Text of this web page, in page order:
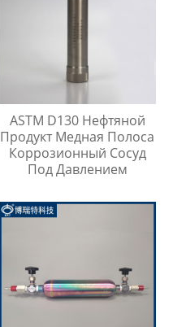
ASTM D130 Нефтяной
Продукт Медная Полоса
Коррозионный Сосуд
Под Давлением